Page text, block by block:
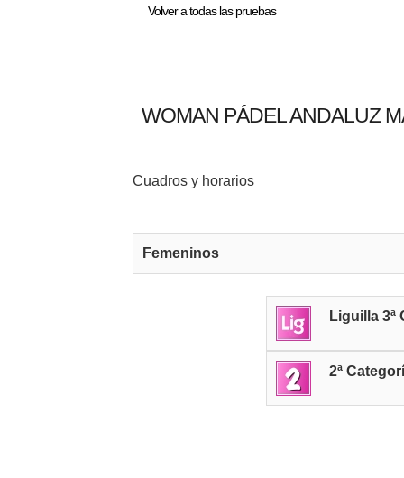
Volver a todas las pruebas
WOMAN PÁDEL ANDALUZ
Cuadros y horarios
Femeninos
Liguilla 3ª
2ª